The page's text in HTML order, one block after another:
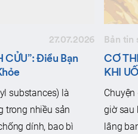
27.07.2026
CỬU”: Điều Bạn
substances) là
trong nhiều sản
dính, bao bì
Bản tin
CƠ
KHI
giờ sau
lâng